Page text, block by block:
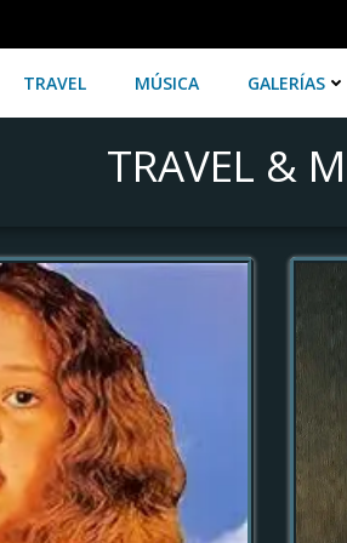
TRAVEL MÚSICA GALERÍAS
TRAVEL &